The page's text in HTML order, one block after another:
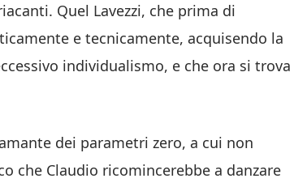
Quel Lavezzi, che prima di
e tecnicamente, acquisendo la
individualismo, e che ora si trova
dei parametri zero, a cui non
che Claudio ricomincerebbe a danzare